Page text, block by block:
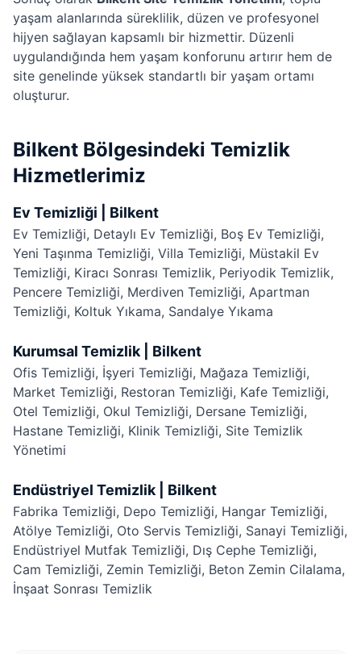
yaşam alanlarında süreklilik, düzen ve profesyonel
hijyen sağlayan kapsamlı bir hizmettir. Düzenli
uygulandığında hem yaşam konforunu artırır hem de
site genelinde yüksek standartlı bir yaşam ortamı
oluşturur.
Bilkent Bölgesindeki Temizlik
Hizmetlerimiz
Ev Temizliği | Bilkent
Ev Temizliği, Detaylı Ev Temizliği, Boş Ev Temizliği,
Yeni Taşınma Temizliği, Villa Temizliği, Müstakil Ev
Temizliği, Kiracı Sonrası Temizlik, Periyodik Temizlik,
Pencere Temizliği, Merdiven Temizliği, Apartman
Temizliği, Koltuk Yıkama, Sandalye Yıkama
Kurumsal Temizlik | Bilkent
Ofis Temizliği, İşyeri Temizliği, Mağaza Temizliği,
Market Temizliği, Restoran Temizliği, Kafe Temizliği,
Otel Temizliği, Okul Temizliği, Dersane Temizliği,
Hastane Temizliği, Klinik Temizliği, Site Temizlik
Yönetimi
Endüstriyel Temizlik | Bilkent
Fabrika Temizliği, Depo Temizliği, Hangar Temizliği,
Atölye Temizliği, Oto Servis Temizliği, Sanayi Temizliği,
Endüstriyel Mutfak Temizliği, Dış Cephe Temizliği,
Cam Temizliği, Zemin Temizliği, Beton Zemin Cilalama,
İnşaat Sonrası Temizlik